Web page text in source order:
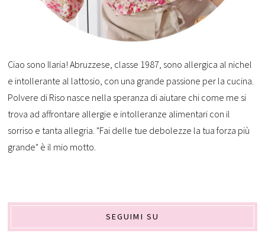
Ciao sono Ilaria! Abruzzese, classe 1987, sono allergica al nichel
e intollerante al lattosio, con una grande passione per la cucina.
Polvere di Riso nasce nella speranza di aiutare chi come me si
trova ad affrontare allergie e intolleranze alimentari con il
sorriso e tanta allegria. "Fai delle tue debolezze la tua forza più
grande" è il mio motto.
SEGUIMI SU